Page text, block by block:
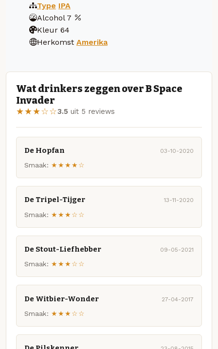
Type IPA
Alcohol 7
Kleur 64
Herkomst Amerika
Wat drinkers zeggen over B Space
Invader
★★★☆☆3.5 uit 5 reviews
De Hopfan 03-10-2020
Smaak: ★★★★☆
De Tripel-Tijger 13-11-2020
Smaak: ★★★☆☆
De Stout-Liefhebber 09-05-2021
Smaak: ★★★☆☆
De Witbier-Wonder 27-04-2017
Smaak: ★★★☆☆